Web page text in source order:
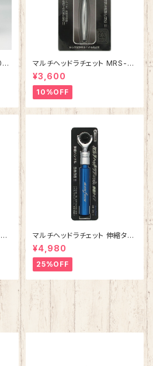
マルチヘッドラチェット MRS-1
【ソケット用】
¥3,600
10%OFF
マルチヘッドラチェット 伸縮タイ
プ MRS-1H【ソケット用】
¥4,980
25%OFF